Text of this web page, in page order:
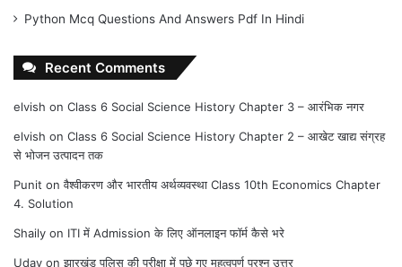
Python Mcq Questions And Answers Pdf In Hindi
Recent Comments
elvish on Class 6 Social Science History Chapter 3 – आरंभिक नगर
elvish on Class 6 Social Science History Chapter 2 – आखेट खाद्य संग्रह
से भोजन उत्पादन तक
Punit onवैश्वीकरण और भारतीय अर्थव्यवस्था Class 10th Economics Chapter
4. Solution
Shaily on ITI में Admission के लिए ऑनलाइन फॉर्म कैसे भरे
Uday onझारखंड पुलिस की परीक्षा में पूछे गए महत्वपूर्ण प्रश्न उत्तर